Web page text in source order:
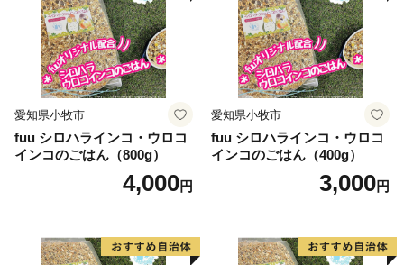
愛知県小牧市
fuu シロハラインコ・ウロコ
インコのごはん（800g）
4,000円
愛知県小牧市
fuu シロハラインコ・ウロコ
インコのごはん（400g）
3,000円